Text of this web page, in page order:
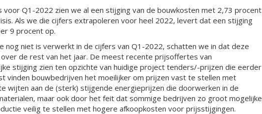
voor Q1-2022 zien we al een stijging van de bouwkosten met 2,73 procent
Als we die cijfers extrapoleren voor heel 2022, levert dat een stijging
9 procent op.
nog niet is verwerkt in de cijfers van Q1-2022, schatten we in dat deze
de rest van het jaar. De meest recente prijsoffertes van
stijging zien ten opzichte van huidige project tenders/-prijzen die eerder
vinden bouwbedrijven het moeilijker om prijzen vast te stellen met
wijten aan de (sterk) stijgende energieprijzen die doorwerken in de
maar ook door het feit dat sommige bedrijven zo groot mogelijke
veilig te stellen met hogere afkoopkosten voor prijsstijgingen.